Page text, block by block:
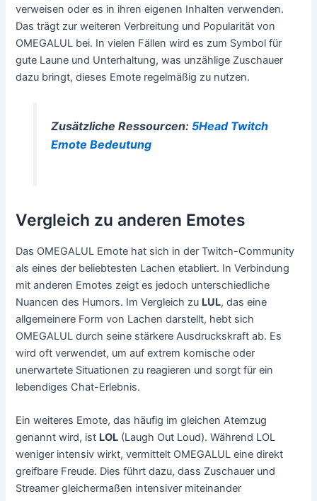
verweisen oder es in ihren eigenen Inhalten verwenden.
Das trägt zur weiteren Verbreitung und Popularität von
OMEGALUL bei. In vielen Fällen wird es zum Symbol für
gute Laune und Unterhaltung, was unzählige Zuschauer
dazu bringt, dieses Emote regelmäßig zu nutzen.
Zusätzliche Ressourcen: 5Head Twitch
Emote Bedeutung
Vergleich zu anderen Emotes
Das OMEGALUL Emote hat sich in der Twitch-Community
als eines der beliebtesten Lachen etabliert. In Verbindung
mit anderen Emotes zeigt es jedoch unterschiedliche
Nuancen des Humors. Im Vergleich zu LUL, das eine
allgemeinere Form von Lachen darstellt, hebt sich
OMEGALUL durch seine stärkere Ausdruckskraft ab. Es
wird oft verwendet, um auf extrem komische oder
unerwartete Situationen zu reagieren und sorgt für ein
lebendiges Chat-Erlebnis.
Ein weiteres Emote, das häufig im gleichen Atemzug
genannt wird, ist LOL (Laugh Out Loud). Während LOL
weniger intensiv wirkt, vermittelt OMEGALUL eine direkt
greifbare Freude. Dies führt dazu, dass Zuschauer und
Streamer gleichermaßen intensiver miteinander